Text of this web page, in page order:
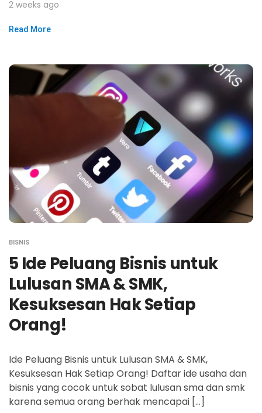
2 weeks ago
Read More
BISNIS
5 Ide Peluang Bisnis untuk
Lulusan SMA & SMK,
Kesuksesan Hak Setiap
Orang!
Ide Peluang Bisnis untuk Lulusan SMA & SMK,
Kesuksesan Hak Setiap Orang! Daftar ide usaha dan
bisnis yang cocok untuk sobat lulusan sma dan smk
karena semua orang berhak mencapai […]